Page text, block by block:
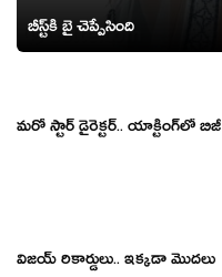
బీస్ట్‌కి బై చెప్పేసింది
మరో స్టార్ డైరెక్టర్.. యాక్టింగ్‌లో బిజీ
విజయ్ రికార్డులు.. ఇక్క‌డా మొద‌లు